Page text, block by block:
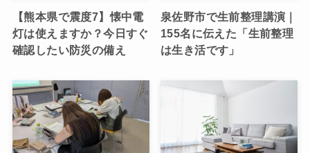
【熊本県で震度7】懐中電
灯は使えますか？今日すぐ
確認したい防災の備え
泉佐野市で生前整理講演｜
155名に伝えた「生前整理
は生き活です」